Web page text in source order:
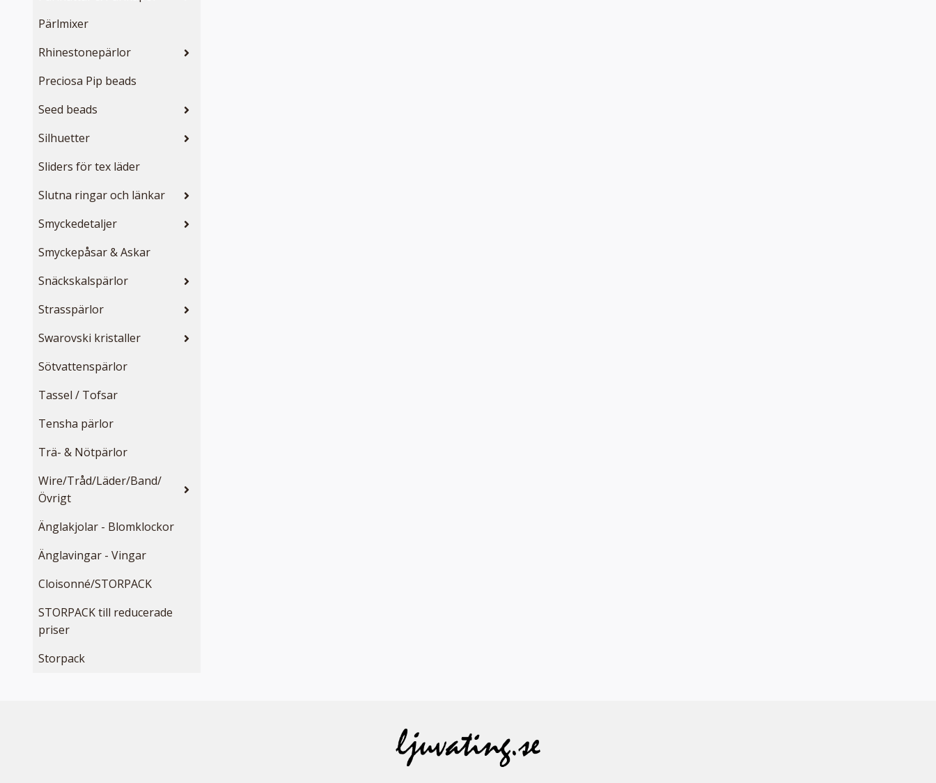
Pärlmixer
Rhinestonepärlor
Preciosa Pip beads
Seed beads
Silhuetter
Sliders för tex läder
Slutna ringar och länkar
Smyckedetaljer
Smyckepåsar & Askar
Snäckskalspärlor
Strasspärlor
Swarovski kristaller
Sötvattenspärlor
Tassel / Tofsar
Tensha pärlor
Trä- & Nötpärlor
Wire/Tråd/Läder/Band/
Övrigt
Änglakjolar - Blomklockor
Änglavingar - Vingar
Cloisonné/STORPACK
STORPACK till reducerade
priser
Storpack